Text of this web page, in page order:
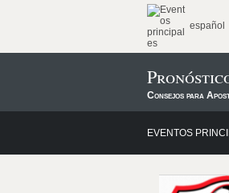
español
Consejos para
EVENTOS